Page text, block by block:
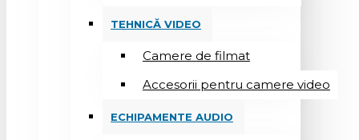
TEHNICĂ VIDEO
Camere de filmat
Accesorii pentru camere video
ECHIPAMENTE AUDIO